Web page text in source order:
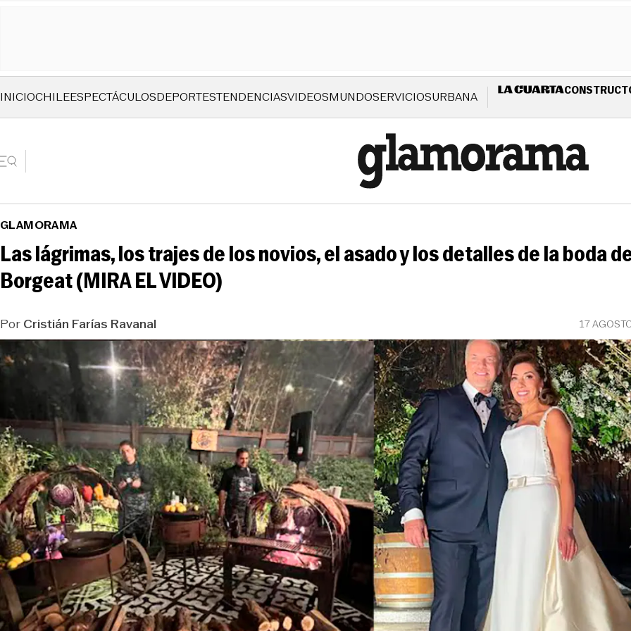
INICIOCHILEESPECTÁCULOSDEPORTESTENDENCIASVIDEOSMUNDOSERVICIOSURBANA
GLAMORAMA
Las lágrimas, los trajes de los novios, el asado y los detalles de la boda
Borgeat (MIRA EL VIDEO)
PorCristián Farías Ravanal 17